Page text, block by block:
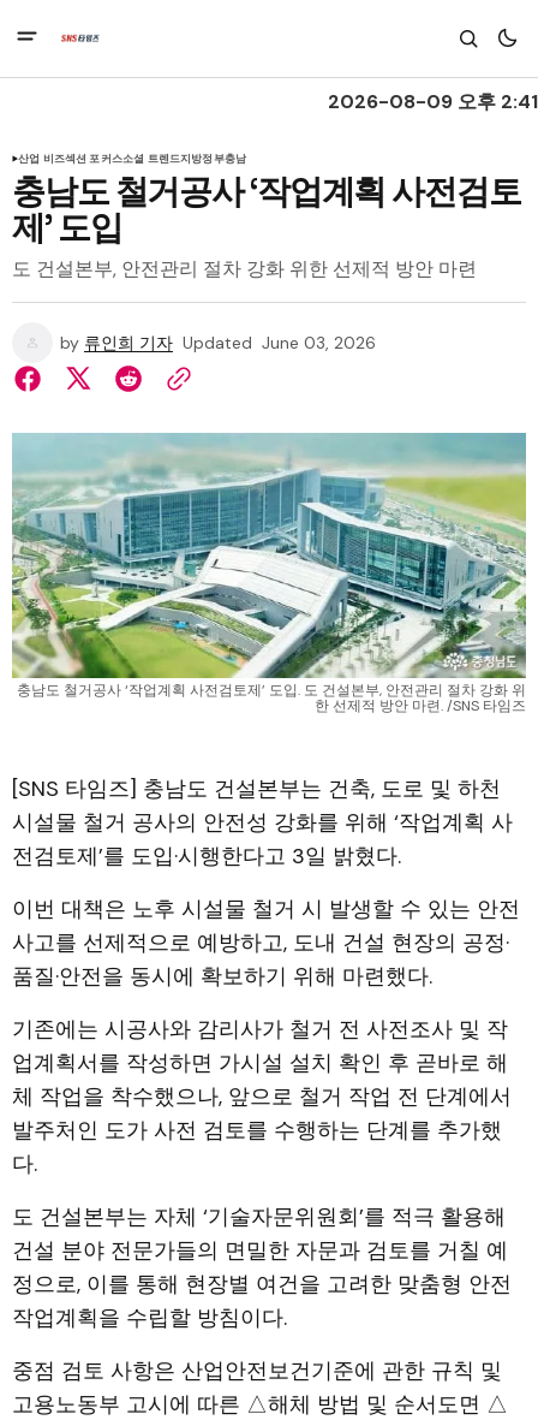
2026-08-09 오후 2:41
산업 비즈섹션 포커스소셜 트렌드지방정부충남
충남도 철거공사 ‘작업계획 사전검토
제’ 도입
도 건설본부, 안전관리 절차 강화 위한 선제적 방안 마련
by 류인희 기자 Updated June 03, 2026
충남도 철거공사 ‘작업계획 사전검토제’ 도입. 도 건설본부, 안전관리 절차 강화 위
한 선제적 방안 마련. /SNS 타임즈
[SNS 타임즈] 충남도 건설본부는 건축, 도로 및 하천
시설물 철거 공사의 안전성 강화를 위해 ‘작업계획 사
전검토제’를 도입·시행한다고 3일 밝혔다.
이번 대책은 노후 시설물 철거 시 발생할 수 있는 안전
사고를 선제적으로 예방하고, 도내 건설 현장의 공정·
품질·안전을 동시에 확보하기 위해 마련했다.
기존에는 시공사와 감리사가 철거 전 사전조사 및 작
업계획서를 작성하면 가시설 설치 확인 후 곧바로 해
체 작업을 착수했으나, 앞으로 철거 작업 전 단계에서
발주처인 도가 사전 검토를 수행하는 단계를 추가했
다.
도 건설본부는 자체 ‘기술자문위원회’를 적극 활용해
건설 분야 전문가들의 면밀한 자문과 검토를 거칠 예
정으로, 이를 통해 현장별 여건을 고려한 맞춤형 안전
작업계획을 수립할 방침이다.
중점 검토 사항은 산업안전보건기준에 관한 규칙 및
고용노동부 고시에 따른 △해체 방법 및 순서도면 △